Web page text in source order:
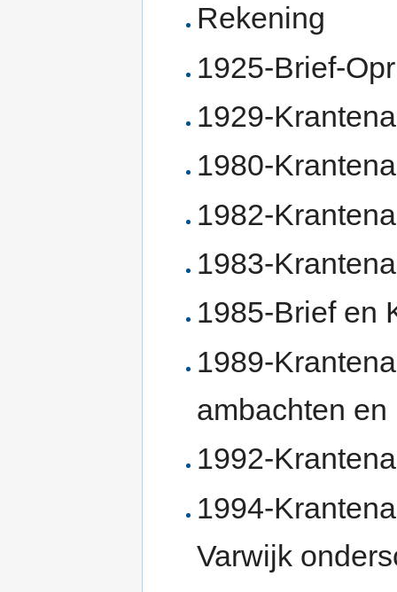
Rekening
1925-Brief-
1929-
1980-
1982-
1983-
1985-Brief en
1989-
ambachten
1992-
1994-
Varwijk